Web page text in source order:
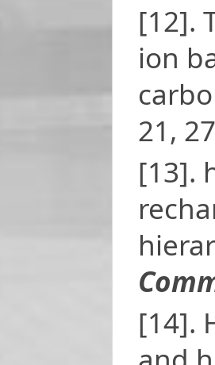
[12].
ion
21,
[13].
[14].